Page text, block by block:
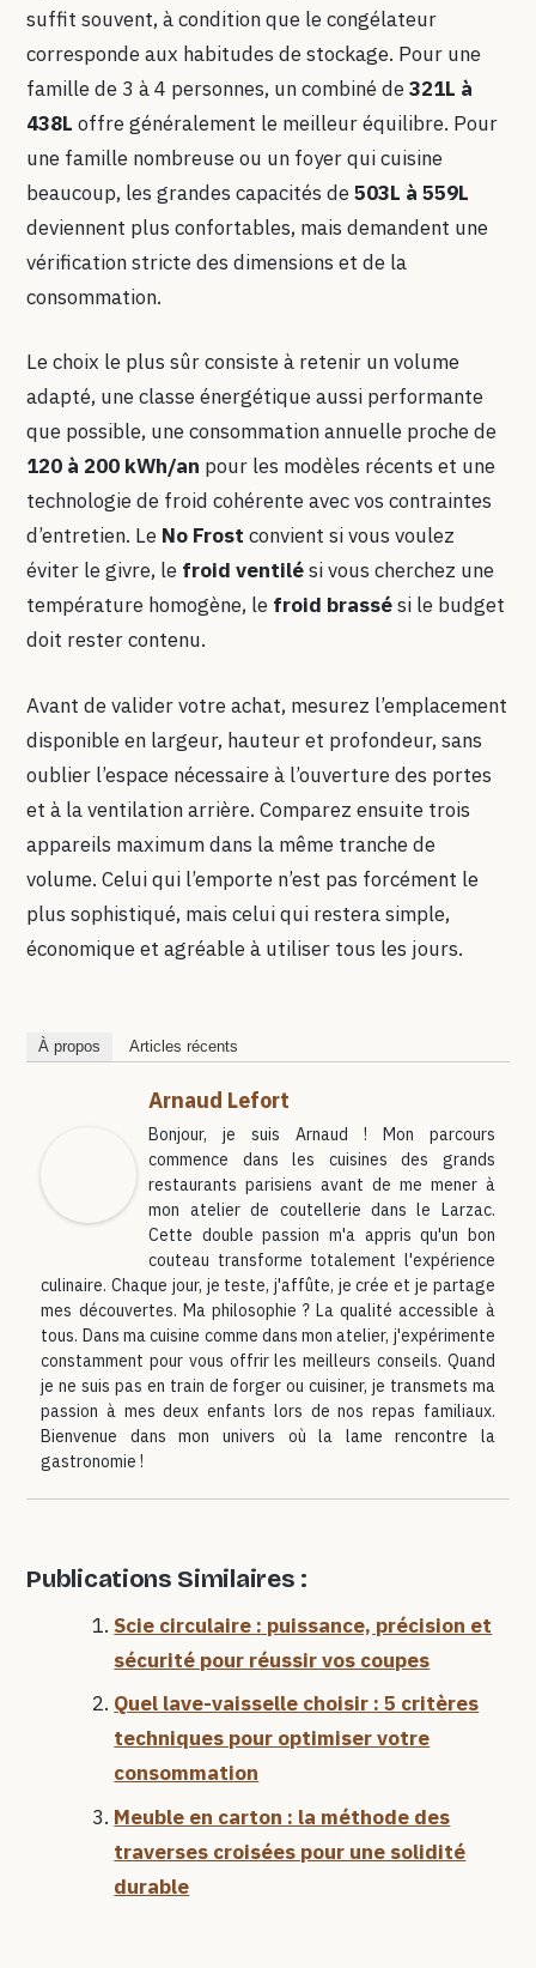
suffit souvent, à condition que le congélateur
corresponde aux habitudes de stockage. Pour une
famille de 3 à 4 personnes, un combiné de321L à
438L offre généralement le meilleur équilibre. Pour
une famille nombreuse ou un foyer qui cuisine
beaucoup, les grandes capacités de503L à 559L
deviennent plus confortables, mais demandent une
vérification stricte des dimensions et de la
consommation.
Le choix le plus sûr consiste à retenir un volume
adapté, une classe énergétique aussi performante
que possible, une consommation annuelle proche de
120 à 200 kWh/an pour les modèles récents et une
technologie de froid cohérente avec vos contraintes
d’entretien. Le No Frost convient si vous voulez
éviter le givre, le froid ventilési vous cherchez une
température homogène, le froid brassési le budget
doit rester contenu.
Avant de valider votre achat, mesurez l’emplacement
disponible en largeur, hauteur et profondeur, sans
oublier l’espace nécessaire à l’ouverture des portes
et à la ventilation arrière. Comparez ensuite trois
appareils maximum dans la même tranche de
volume. Celui qui l’emporte n’est pas forcément le
plus sophistiqué, mais celui qui restera simple,
économique et agréable à utiliser tous les jours.
À propos Articles récents
Arnaud Lefort
Bonjour, je suis Arnaud ! Mon parcours
commence dans les cuisines des grands
restaurants parisiens avant de me mener à
mon atelier de coutellerie dans le Larzac.
Cette double passion m'a appris qu'un bon
couteau transforme totalement l'expérience
culinaire. Chaque jour, je teste, j'affûte, je crée et je partage
mes découvertes. Ma philosophie ? La qualité accessible à
tous. Dans ma cuisine comme dans mon atelier, j'expérimente
constamment pour vous offrir les meilleurs conseils. Quand
je ne suis pas en train de forger ou cuisiner, je transmets ma
passion à mes deux enfants lors de nos repas familiaux.
Bienvenue dans mon univers où la lame rencontre la
gastronomie !
Publications Similaires :
Scie circulaire : puissance, précision et
sécurité pour réussir vos coupes
Quel lave-vaisselle choisir : 5 critères
techniques pour optimiser votre
consommation
Meuble en carton : la méthode des
traverses croisées pour une solidité
durable